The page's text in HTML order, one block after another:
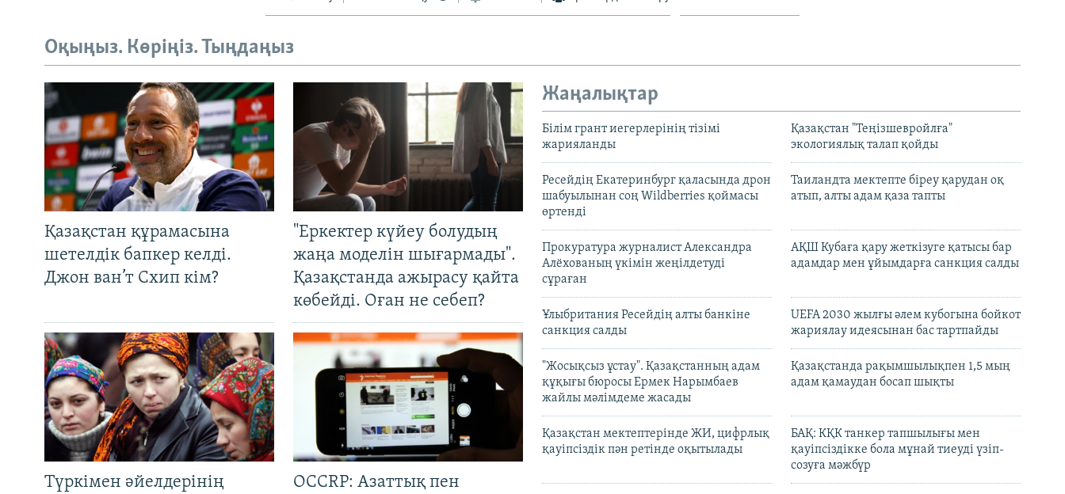
Оқыңыз. Көріңіз. Тыңдаңыз
Қазақстан құрамасына
шетелдік бапкер келді.
Джон ван’т Схип кім?
"Еркектер күйеу болудың
жаңа моделін шығармады".
Қазақстанда ажырасу қайта
көбейді. Оған не себеп?
Түркімен әйелдерінің
OCCRP: Азаттық пен
Жаңалықтар
Білім грант иегерлерінің тізімі
жарияланды
Қазақстан "Теңізшевройлға"
экологиялық талап қойды
Ресейдің Екатеринбург қаласында дрон
шабуылынан соң Wildberries қоймасы
өртенді
Таиландта мектепте біреу қарудан оқ
атып, алты адам қаза тапты
Прокуратура журналист Александра
Алёхованың үкімін жеңілдетуді
сұраған
АҚШ Кубаға қару жеткізуге қатысы бар
адамдар мен ұйымдарға санкция салды
Ұлыбритания Ресейдің алты банкіне
санкция салды
UEFA 2030 жылғы әлем кубогына бойкот
жариялау идеясынан бас тартпайды
"Жосықсыз ұстау". Қазақстанның адам
құқығы бюросы Ермек Нарымбаев
жайлы мәлімдеме жасады
Қазақстанда рақымшылықпен 1,5 мың
адам қамаудан босап шықты
Қазақстан мектептерінде ЖИ, цифрлық
қауіпсіздік пән ретінде оқытылады
БАҚ: КҚК танкер тапшылығы мен
қауіпсіздікке бола мұнай тиеуді үзіп-
созуға мәжбүр